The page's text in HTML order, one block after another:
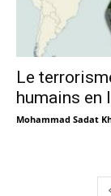
Le
humains en
Mohammad Sadat